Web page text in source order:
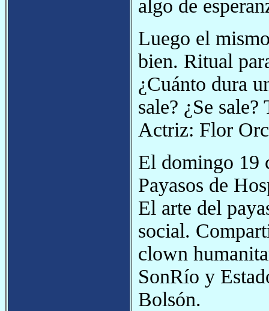
algo de
Luego el
bien. Ritual
¿Cuánto dura
sale? ¿Se
Actriz: Flor
El domingo 19
Payasos de
El arte del
social.
clown
SonRío y
Bolsón.